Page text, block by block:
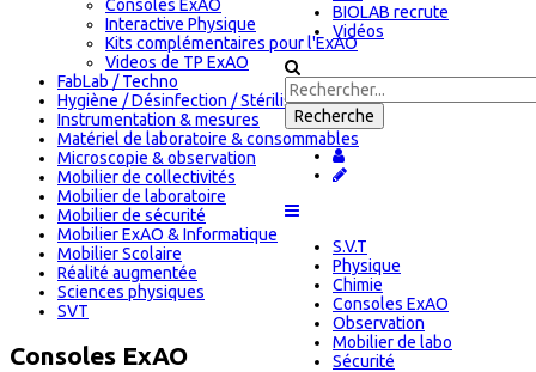
BIOLAB recrute
Vidéos
S.V.T
Physique
Chimie
Consoles ExAO
Observation
Mobilier de labo
Sécurité
Consoles ExAO
Interactive Physique
Kits complémentaires pour l'ExAO
Videos de TP ExAO
FabLab / Techno
Hygiène / Désinfection / Stérilisation
Instrumentation & mesures
Matériel de laboratoire & consommables
Microscopie & observation
Mobilier de collectivités
Mobilier de laboratoire
Mobilier de sécurité
Mobilier ExAO & Informatique
Mobilier Scolaire
Réalité augmentée
Sciences physiques
SVT
Consoles ExAO